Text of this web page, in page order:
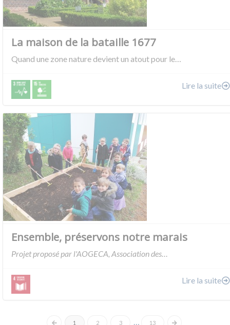
La maison de la bataille 1677
Quand une zone nature devient un atout pour le…
Lire la suite
Ensemble, préservons notre marais
Projet proposé par l'AOGECA, Association des…
Lire la suite
1 2 3 13